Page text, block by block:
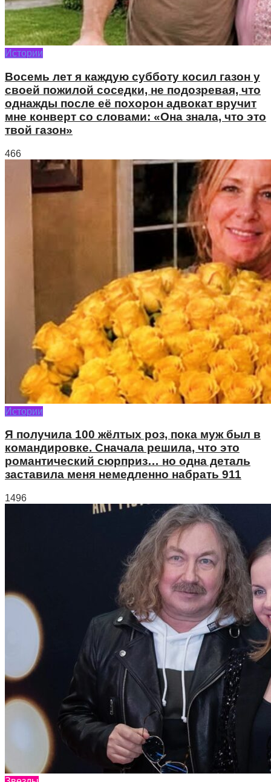
Истории
Восемь лет я каждую субботу косил газон у
своей пожилой соседки, не подозревая, что
однажды после её похорон адвокат вручит
мне конверт со словами: «Она знала, что это
твой газон»
466
Истории
Я получила 100 жёлтых роз, пока муж был в
командировке. Сначала решила, что это
романтический сюрприз… но одна деталь
заставила меня немедленно набрать 911
1496